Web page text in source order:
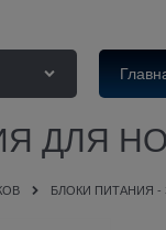
ДЛЯ
БЛОКИ ПИТАНИЯ -